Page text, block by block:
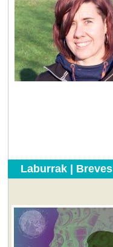
Laburrak | Breves